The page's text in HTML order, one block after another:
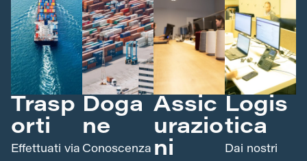
Trasp
orti
Effettuati via
Doga
ne
Conoscenza
Assic
urazio
ni
Logis
tica
Dai nostri